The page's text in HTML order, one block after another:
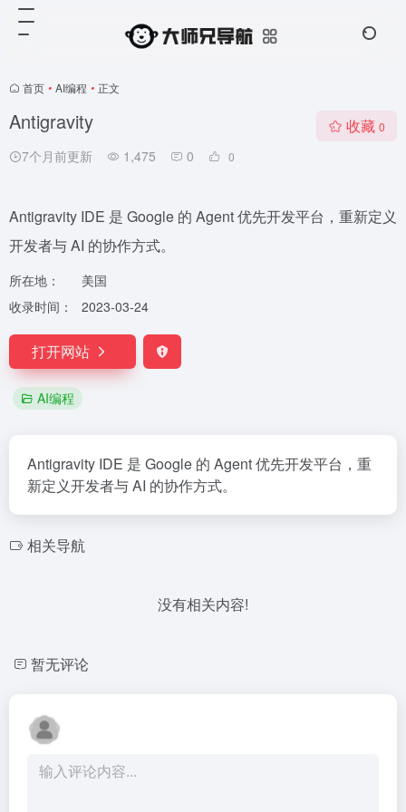
首页 • AI编程 • 正文
Antigravity
7个月前更新 1,475 0 0
收藏 0
Antigravity IDE 是 Google 的 Agent 优先开发平台，重新定义
开发者与 AI 的协作方式。
所在地：
美国
收录时间：
2023-03-24
打开网站
AI编程
Antigravity IDE 是 Google 的 Agent 优先开发平台，重
新定义开发者与 AI 的协作方式。
相关导航
没有相关内容!
暂无评论